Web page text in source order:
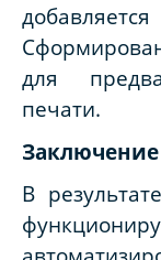
для
печати.
Заключение
В